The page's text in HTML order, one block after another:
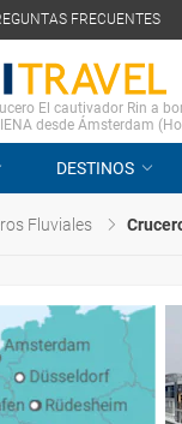
FRECUENTES
El cautivador Rin a
desde Ámsterdam
DESTINOS
Fluviales